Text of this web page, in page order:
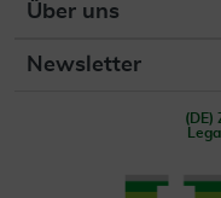
Über uns
Newsletter
(DE)